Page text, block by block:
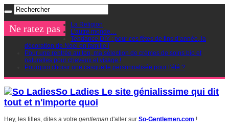
Ne ratez pas
La Religion
L’autre monde…
Tendance DIY : pour ces fêtes de fins d’année, la
décoration de Noel en famille !
Pour une rentrée au top, ma sélection de crèmes de soins bio et
naturelles pour cheveux et visage !
Pourquoi choisir une casquette personnalisée pour l’été ?
So Ladies Le site génialissime qui dit
tout et n'importe quoi
Hey, les filles, dites a votre gentleman d'aller sur So-Gentlemen.com !